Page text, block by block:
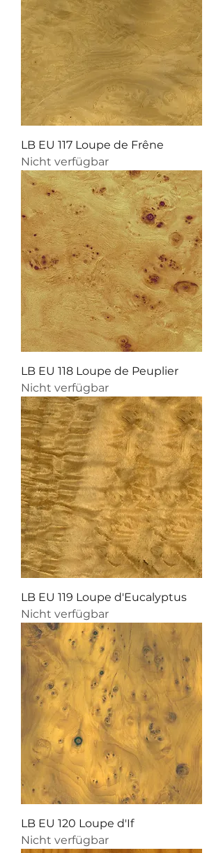
LB EU 117 Loupe de Frêne
Nicht verfügbar
LB EU 118 Loupe de Peuplier
Nicht verfügbar
LB EU 119 Loupe d'Eucalyptus
Nicht verfügbar
LB EU 120 Loupe d'If
Nicht verfügbar